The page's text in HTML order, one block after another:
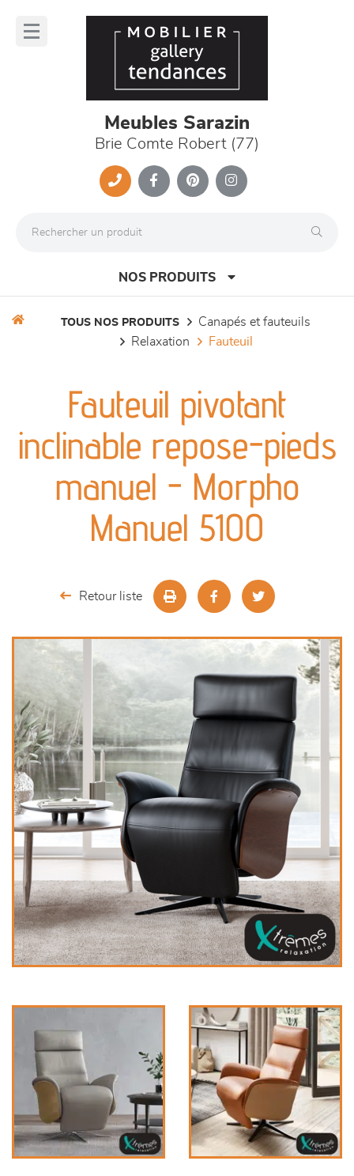
Meubles Sarazin
Brie Comte Robert (77)
NOS PRODUITS
meubles de complément
chambres et dressing
TOUS NOS PRODUITS
canapés et fauteuils
relaxation
fauteuil
Fauteuil pivotant
inclinable repose-pieds
manuel - Morpho
Manuel 5100
Retour liste